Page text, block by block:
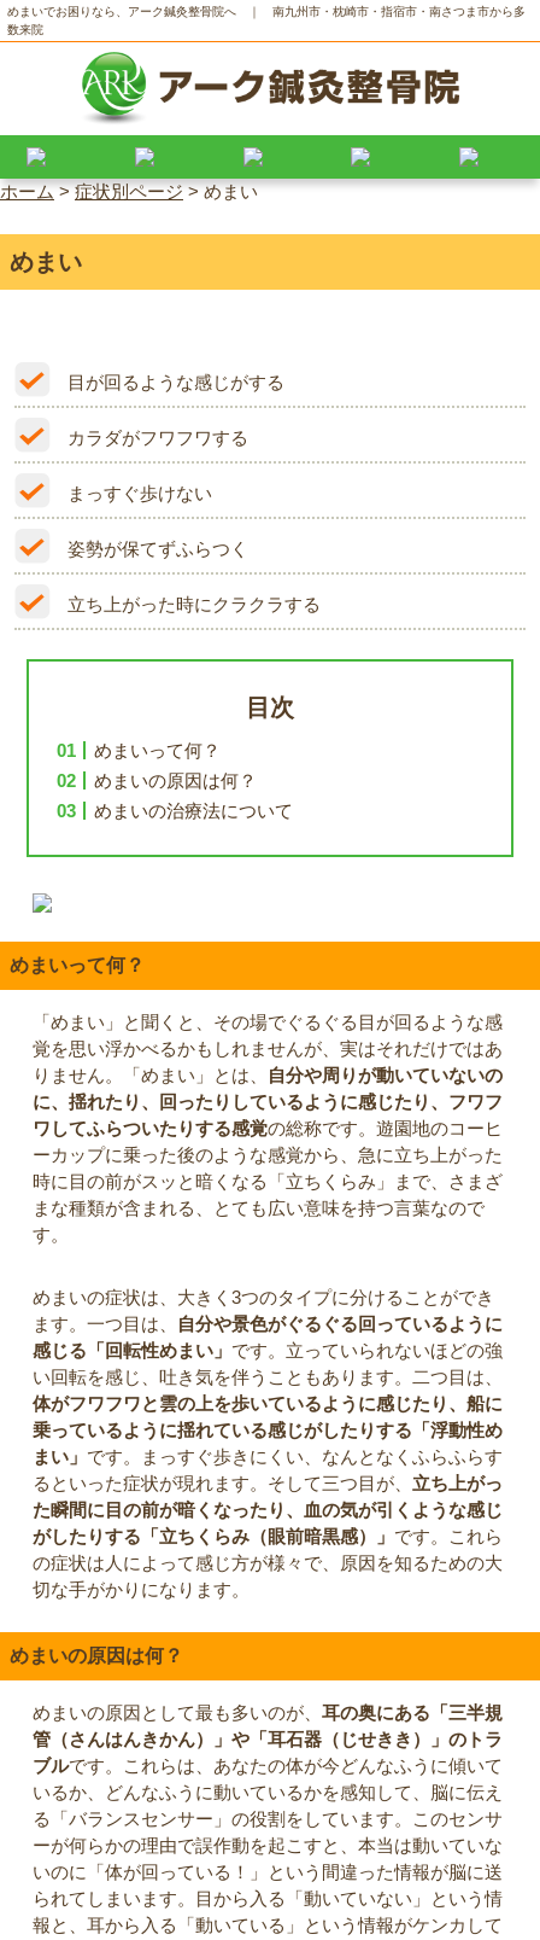
めまいでお困りなら、アーク鍼灸整骨院へ ｜ 南九州市・枕崎市・指宿市・南さつま市から多
数来院
ホーム>症状別ページ>めまい
めまい
目が回るような感じがする
カラダがフワフワする
まっすぐ歩けない
姿勢が保てずふらつく
立ち上がった時にクラクラする
目次
めまいって何？
めまいの原因は何？
めまいの治療法について
めまいって何？
「めまい」と聞くと、その場でぐるぐる目が回るような感
覚を思い浮かべるかもしれませんが、実はそれだけではあ
りません。「めまい」とは、
自分や周りが動いていないの
に、揺れたり、回ったりしているように感じたり、フワフ
ワしてふらついたりする感覚の総称です。遊園地のコーヒ
ーカップに乗った後のような感覚から、急に立ち上がった
時に目の前がスッと暗くなる「立ちくらみ」まで、さまざ
まな種類が含まれる、とても広い意味を持つ言葉なので
す。
めまいの症状は、大きく3つのタイプに分けることができ
ます。一つ目は、
自分や景色がぐるぐる回っているように
感じる「回転性めまい」 です。立っていられないほどの強
い回転を感じ、吐き気を伴うこともあります。二つ目は、
体がフワフワと雲の上を歩いているように感じたり、船に
乗っているように揺れている感じがしたりする「浮動性め
まい」 です。まっすぐ歩きにくい、なんとなくふらふらす
るといった症状が現れます。そして三つ目が、 立ち上がっ
た瞬間に目の前が暗くなったり、血の気が引くような感じ
がしたりする「立ちくらみ（眼前暗黒感）」 です。これら
の症状は人によって感じ方が様々で、原因を知るための大
切な手がかりになります。
めまいの原因は何？
めまいの原因として最も多いのが、 耳の奥にある「三半規
管（さんはんきかん）」や「耳石器（じせきき）」のトラ
ブルです。これらは、あなたの体が今どんなふうに傾いて
いるか、どんなふうに動いているかを感知して、脳に伝え
る「バランスセンサー」の役割をしています。このセンサ
ーが何らかの理由で誤作動を起こすと、本当は動いていな
いのに「体が回っている！」という間違った情報が脳に送
られてしまいます。目から入る「動いていない」という情
報と、耳から入る「動いている」という情報がケンカして